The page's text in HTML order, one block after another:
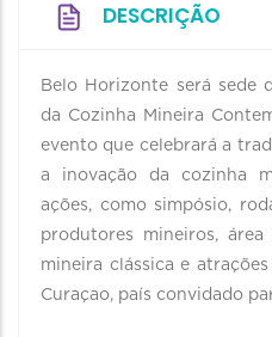
DESCRIÇÃO
Belo Horizonte será sede
da Cozinha Mineira
evento que celebrará a
a inovação da cozinha
ações, como simpósio,
produtores mineiros,
mineira clássica e
Curaçao, país convidado